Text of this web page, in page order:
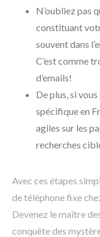
N’oubliez pas
constituant
souvent dans
C’est comme
d’emails!
De plus, si
spécifique en
agiles sur les
recherches
Avec ces étapes
de téléphone fixe
Devenez le maître
conquête des